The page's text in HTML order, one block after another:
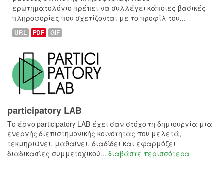
ερωτηματολόγιο πρέπει να συλλέγει κάποιες βασικές
πληροφορίες που σχετίζονται με το προφίλ του...
URL PDF GIF
participatory LAB
Το έργο participatory LAB έχει σαν στόχο τη δημιουργία μια
ενεργής διεπιστημονικής κοινότητας που μελετά,
τεκμηριώνει, μαθαίνει, διαδίδει και εφαρμόζει
διαδικασίες συμμετοχικού... διαβάστε περισσότερα